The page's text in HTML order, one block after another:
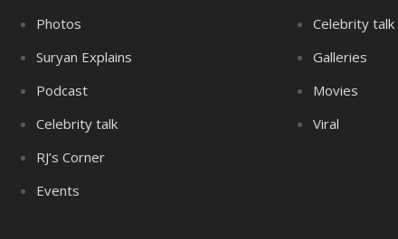
Photos
Suryan Explains
Podcast
Celebrity talk
RJ’s Corner
Events
Celebrity talk
Galleries
Movies
Viral